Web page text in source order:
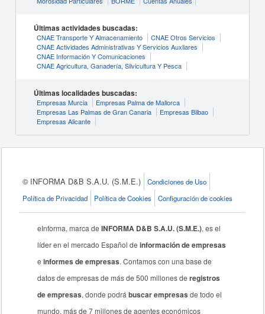
Últimas actividades buscadas:
CNAE Transporte Y Almacenamiento
CNAE Otros Servicios
CNAE Actividades Administrativas Y Servicios Auxliares
CNAE Información Y Comunicaciones
CNAE Agricultura, Ganadería, Silvicultura Y Pesca
Últimas localidades buscadas:
Empresas Murcia
Empresas Palma de Mallorca
Empresas Las Palmas de Gran Canaria
Empresas Bilbao
Empresas Alicante
© INFORMA D&B S.A.U. (S.M.E.)
Condiciones de Uso
Política de Privacidad
Política de Cookies Configuración de cookies
eInforma, marca deINFORMA D&B S.A.U. (S.M.E.), es el
líder en el mercado Español deinformación de empresas
einformes de empresas. Contamos con una base de
datos de empresas de más de 500 millones deregistros
de empresas, donde podrábuscar empresas de todo el
mundo, más de 7 millones de agentes económicos